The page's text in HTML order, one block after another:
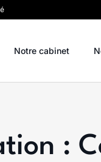
Notre cabinet
: